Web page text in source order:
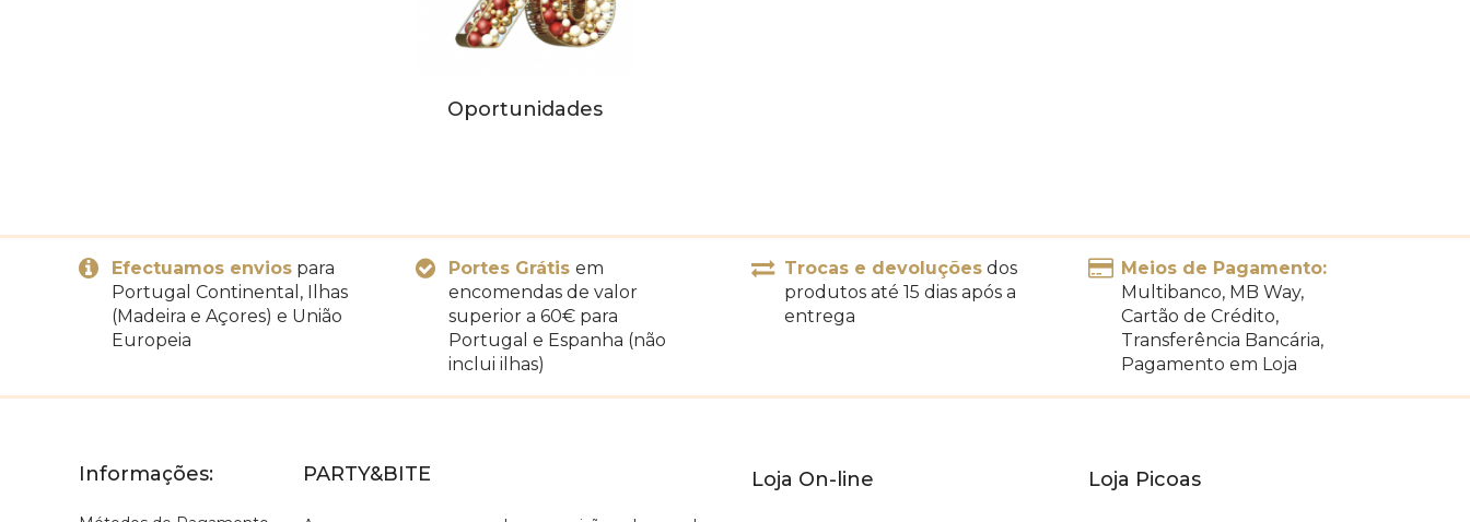
Oportunidades
Efectuamos envios para
Portugal Continental, Ilhas
(Madeira e Açores) e União
Europeia
Portes Grátis em
encomendas de valor
superior a 60€ para
Portugal e Espanha (não
inclui ilhas)
Trocas e devoluções dos
produtos até 15 dias após a
entrega
Meios de Pagamento:
Multibanco, MB Way,
Cartão de Crédito,
Transferência Bancária,
Pagamento em Loja
Informações: PARTY&BITE Loja On-line Loja Picoas